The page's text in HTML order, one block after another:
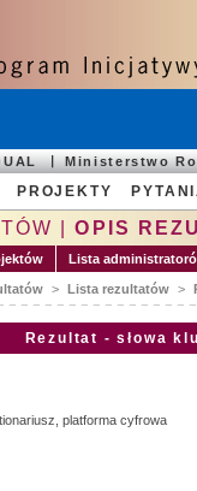
Ministerstwo
PROJEKTY
|OPIS
Lista
> Lista rezultatów >
Rezultat - słowa
platforma cyfrowa